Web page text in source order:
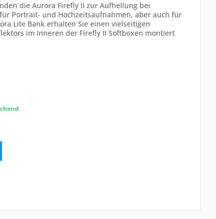
die Aurora Firefly II zur Aufhellung bei
Portrait- und Hochzeitsaufnahmen, aber auch für
Lite Bank erhalten Sie einen vielseitigen
im Inneren der Firefly II Softboxen montiert